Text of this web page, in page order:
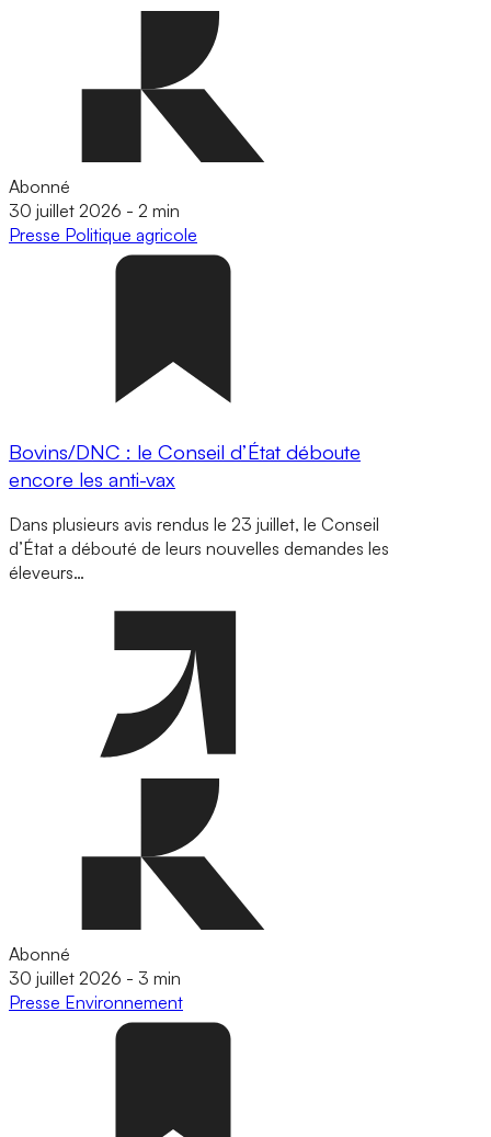
Abonné
30 juillet 2026 - 2 min
Presse Politique agricole
Bovins/DNC : le Conseil d’État déboute
encore les anti-vax
Dans plusieurs avis rendus le 23 juillet, le Conseil
d’État a débouté de leurs nouvelles demandes les
éleveurs…
Abonné
30 juillet 2026 - 3 min
Presse Environnement